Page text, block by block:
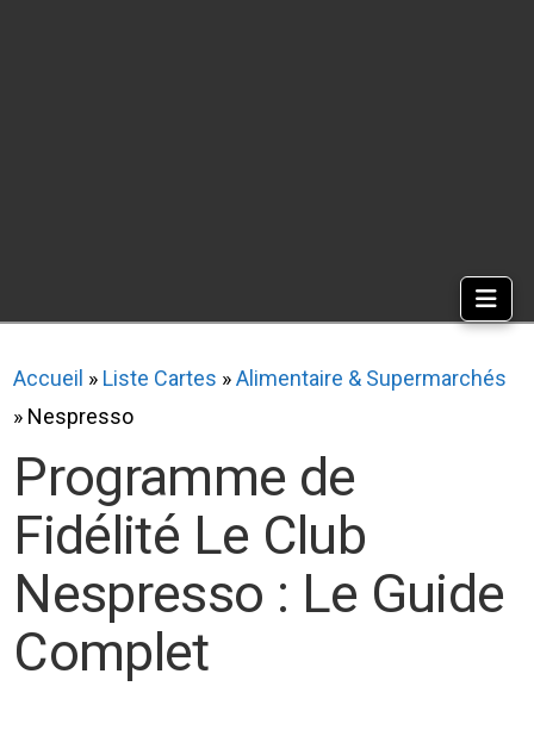
Accueil » Liste Cartes » Alimentaire & Supermarchés
» Nespresso
Programme de
Fidélité Le Club
Nespresso : Le Guide
Complet